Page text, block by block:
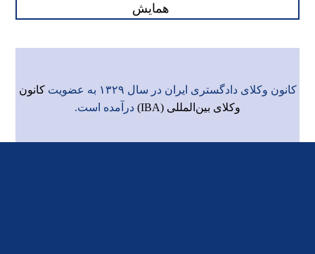
همایش
کانون وکلای دادگستری ایران در سال ۱۳۲۹ به عضویت
کانون
وکلای بین‌المللی (IBA)
درآمده است.